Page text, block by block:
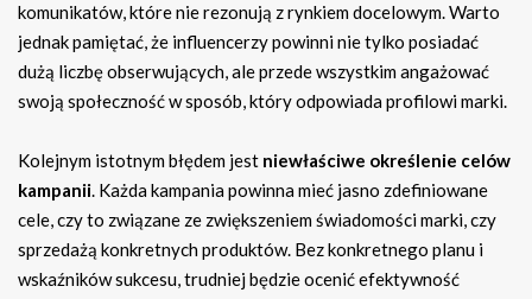
komunikatów, które nie rezonują z rynkiem docelowym. Warto
jednak pamiętać, że influencerzy powinni nie tylko posiadać
dużą liczbę obserwujących, ale przede wszystkim angażować
swoją społeczność w sposób, który odpowiada profilowi marki.
Kolejnym istotnym błędem jest niewłaściwe określenie celów
kampanii. Każda kampania powinna mieć jasno zdefiniowane
cele, czy to związane ze zwiększeniem świadomości marki, czy
sprzedażą konkretnych produktów. Bez konkretnego planu i
wskaźników sukcesu, trudniej będzie ocenić efektywność